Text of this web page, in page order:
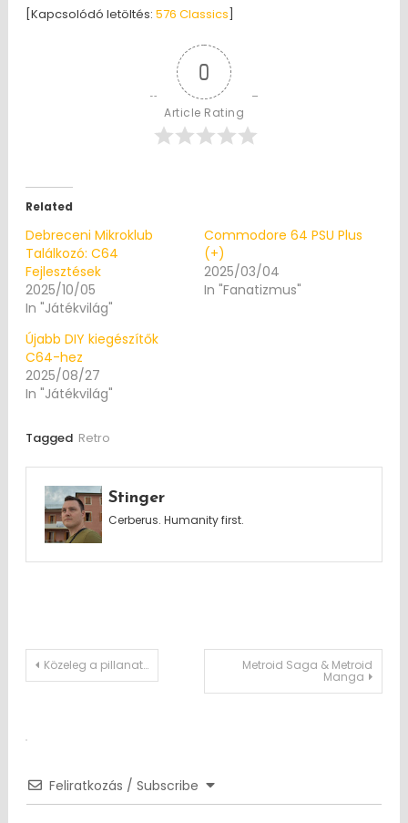
[Kapcsolódó letöltés: 576 Classics]
0
Article Rating
Related
Debreceni Mikroklub
Találkozó: C64
Fejlesztések
2025/10/05
In "Játékvilág"
Commodore 64 PSU Plus
(+)
2025/03/04
In "Fanatizmus"
Újabb DIY kiegészítők
C64-hez
2025/08/27
In "Játékvilág"
Tagged Retro
Stinger
Cerberus. Humanity first.
Post
Közeleg a pillanat… Metroid Saga & Metroid
Manga
Feliratkozás / Subscribe